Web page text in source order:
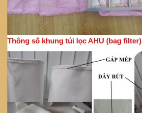
Thông số khung túi lọc AHU (bag filter)